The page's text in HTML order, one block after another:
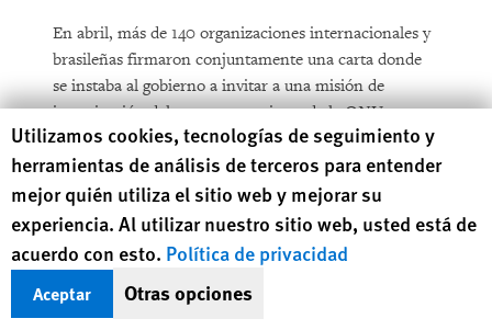
En abril, más de 140 organizaciones internacionales y
brasileñas firmaron conjuntamente una carta donde
se instaba al gobierno a invitar a una misión de
investigación del nuevo mecanismo de la ONU para
promover la justicia racial y la igualdad en la
aplicación de la ley. El gobierno expresó que
consideraría la visita recién en 2023.
Relatores de la ONU y la CIDH denunciaron que
existe violencia policial “sistémica” en Brasil. En
septiembre, el Alto Comisionado de las Naciones
Unidas para los Derechos Humanos elogió la
Human Rights Watch cookie preferences
Utilizamos cookies, tecnologías de seguimiento y
herramientas de análisis de terceros para entender
mejor quién utiliza el sitio web y mejorar su
experiencia. Al utilizar nuestro sitio web, usted está de
acuerdo con esto. Política de privacidad
Aceptar Otras opciones